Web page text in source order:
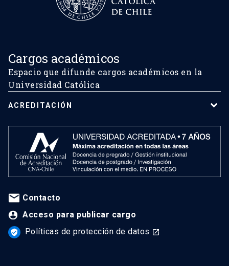
Cargos académicos
Espacio que difunde cargos académicos en la
Universidad Católica
ACREDITACIÓN
Contacto
Acceso para publicar cargo
verified_user Políticas de protección de datos launch